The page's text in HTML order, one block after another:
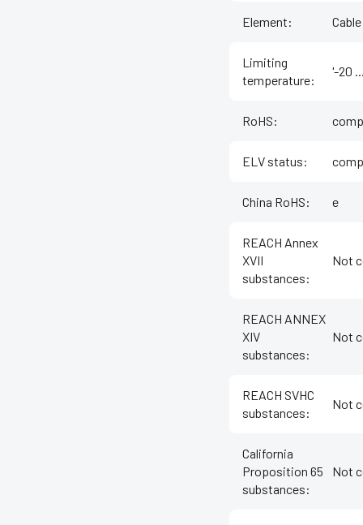
Element:
Limiting
temperature:
'-20
RoHS:
ELV status:
China RoHS: e
REACH Annex
XVII
substances:
Not
REACH ANNEX
XIV
substances:
Not
REACH SVHC
substances:
Not
California
Proposition 65
substances:
Not